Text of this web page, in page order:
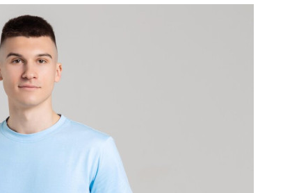
Джогери
Карго
Спортивні штани
Лосини
Джинси
Куртка й штани